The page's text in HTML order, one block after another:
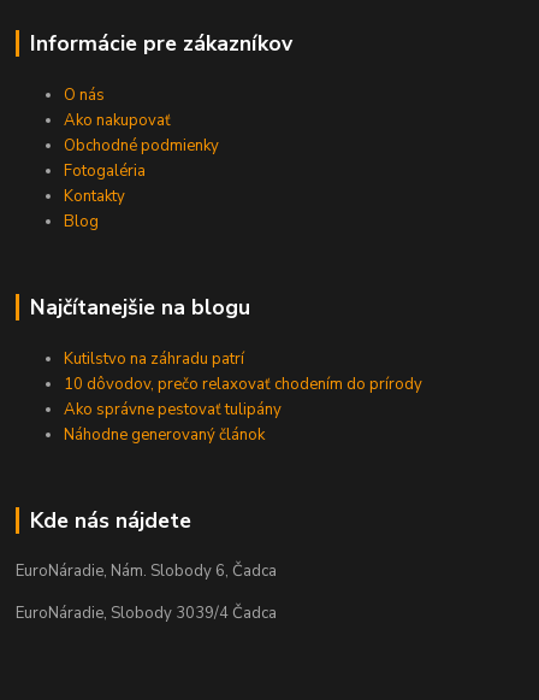
Informácie pre zákazníkov
O nás
Ako nakupovať
Obchodné podmienky
Fotogaléria
Kontakty
Blog
Najčítanejšie na blogu
Kutilstvo na záhradu patrí
10 dôvodov, prečo relaxovať chodením do prírody
Ako správne pestovať tulipány
Náhodne generovaný článok
Kde nás nájdete
EuroNáradie, Nám. Slobody 6, Čadca
EuroNáradie, Slobody 3039/4 Čadca